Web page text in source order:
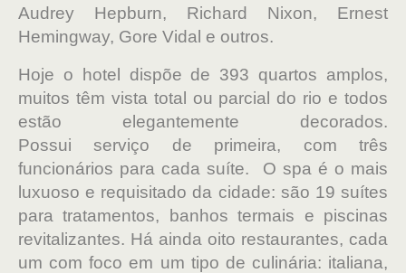
Audrey Hepburn, Richard Nixon, Ernest
Hemingway, Gore Vidal e outros.
Hoje o hotel dispõe de 393 quartos amplos,
muitos têm vista total ou parcial do rio e todos
estão elegantemente decorados.
Possui serviço de primeira, com três
funcionários para cada suíte. O spa é o mais
luxuo­so e requisitado da cidade: são 19 suítes
para tratamentos, banhos termais e piscinas
revitalizantes. Há ainda oito restaurantes, cada
um com foco em um tipo de culinária: italiana,